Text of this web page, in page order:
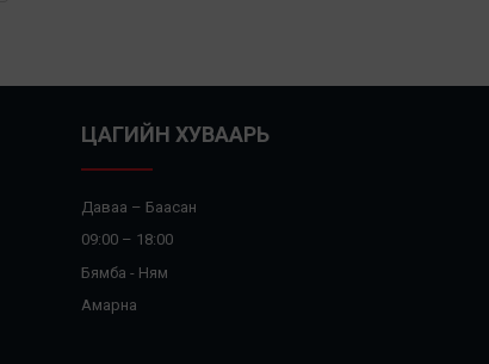
ЦАГИЙН ХУВААРЬ
Даваа – Баасан
09:00 – 18:00
Бямба - Ням
Амарна